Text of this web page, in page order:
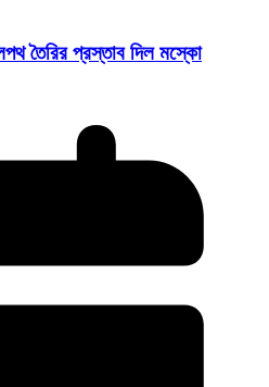
তৈরির প্রস্তাব দিল মস্কো